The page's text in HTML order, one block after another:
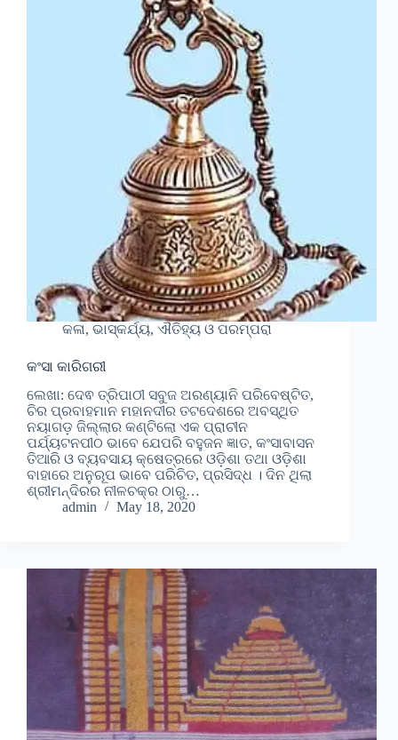
କଳା, ଭାସ୍କର୍ଯ୍ୟ, ଐତିହ୍ୟ ଓ ପରମ୍ପରା
କଂସା କାରିଗରୀ
ଲେଖା: ଦେଵ ତ୍ରିପାଠୀ ସବୁଜ ଅରଣ୍ୟାନି ପରିବେଷ୍ଟିତ,
ଚିର ପ୍ରବାହମାନ ମହାନଦୀର ତଟଦେଶରେ ଅବସ୍ଥିତ
ନୟାଗଡ଼ ଜିଲ୍ଲାର କଣ୍ଟିଲୋ ଏକ ପ୍ରାଚୀନ
ପର୍ଯ୍ୟଟନପୀଠ ଭାବେ ଯେପରି ବହୁଜନ ଜ୍ଞାତ, କଂସାବାସନ
ତିଆରି ଓ ବ୍ୟବସାୟ କ୍ଷେତ୍ରରେ ଓଡ଼ିଶା ତଥା ଓଡ଼ିଶା
ବାହାରେ ଅନୁରୂପ ଭାବେ ପରିଚିତ, ପ୍ରସିଦ୍ଧ । ଦିନ ଥିଲା
ଶ୍ରୀମନ୍ଦିରର ନୀଳଚକ୍ର ଠାରୁ…
admin
May 18, 2020